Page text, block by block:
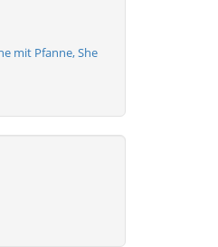
mit Pfanne, She